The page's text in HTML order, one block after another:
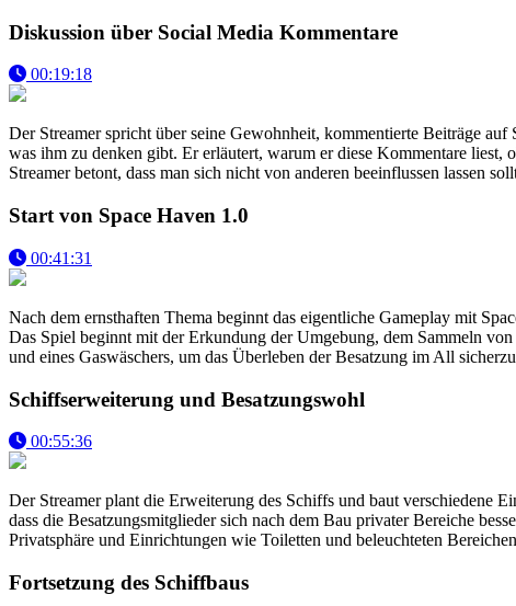
Diskussion über Social Media Kommentare
00:19:18
Der Streamer spricht über seine Gewohnheit, kommentierte Beiträge
was ihm zu denken gibt. Er erläutert, warum er diese Kommentare
Streamer betont, dass man sich nicht von anderen beeinflussen lassen
Start von Space Haven 1.0
00:41:31
Nach dem ernsthaften Thema beginnt das eigentliche Gameplay mit
Das Spiel beginnt mit der Erkundung der Umgebung, dem Sammeln
und eines Gaswäschers, um das Überleben der Besatzung im All
Schiffserweiterung und Besatzungswohl
00:55:36
Der Streamer plant die Erweiterung des Schiffs und baut verschiedene
dass die Besatzungsmitglieder sich nach dem Bau privater Bereiche
Privatsphäre und Einrichtungen wie Toiletten und beleuchteten
Fortsetzung des Schiffbaus